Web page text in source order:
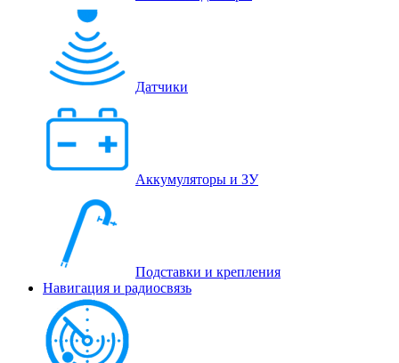
Датчики
Аккумуляторы и ЗУ
Подставки и крепления
Навигация и радиосвязь